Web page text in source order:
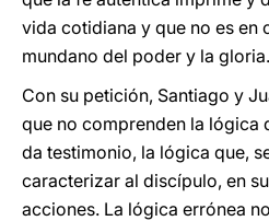
vida cotidiana y que no es en
mundano del poder y la gloria.
Con su petición, Santiago y
que no comprenden la lógica
da testimonio, la lógica que,
caracterizar al discípulo, en
acciones. La lógica errónea